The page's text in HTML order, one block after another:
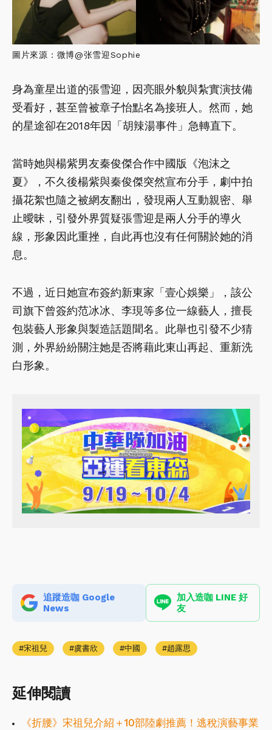
圖片來源：微博@张雪迎Sophie
身為童星出道的張雪迎，因亮眼外貌與紮實演技備
受看好，甚至曾被章子怡點名為接班人。然而，她
的星途卻在2018年因「胡辣湯事件」急轉直下。
當時她與楊紫男友秦俊傑合作中國版《泡沫之
夏》，不久後楊紫與秦俊傑突然宣布分手，劇中拍
攝花絮也隨之被網友翻出，發現兩人互動親密、舉
止曖昧，引發外界質疑張雪迎是兩人分手的導火
線，形象因此重挫，自此再也沒有任何關於她的消
息。
不過，近日她宣布簽約新東家「壹心娛樂」，該公
司旗下曾簽約范冰冰、李現等多位一線藝人，擅長
包裝藝人形象與製造話題聞名。此舉也引發不少猜
測，外界紛紛關注她是否將藉此東山再起、重新洗
白形象。
追蹤造咖 Google
News
加入造咖 LINE 好
友
宋祖兒 虞書欣 中國 趙露思
延伸閱讀
《折腰》宋祖兒介紹＋10部陸劇推薦！逃稅演藝事業